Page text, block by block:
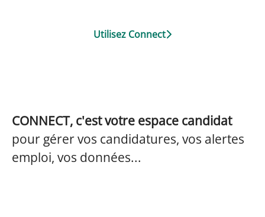
Utilisez Connect
CONNECT, c'est votre espace candidat
pour gérer vos candidatures, vos alertes
emploi, vos données...